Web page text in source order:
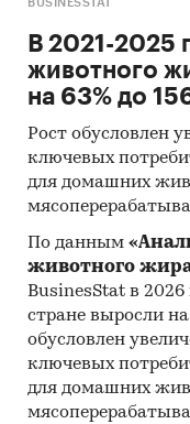
Германия,
- Большую часть
экспортеров
крупнейший
РОССИЙСКОЕ АО
ЖЕЛЕЗНАЯ
Данные игроков
Также в
информация об
поставок:
- Рейтинг
и зарубежных
- Рейтинг
зарубежных
Единицы
BUSINESSTAT
В 2021-2025
животного
на 63% до
Рост обусловлен
ключевых
для домашних
По данным
животного жира
BusinesStat в 2026
стране выросли
обусловлен
ключевых
для домашних